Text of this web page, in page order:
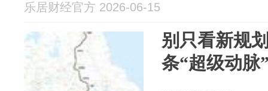
乐居财经官方 2026-06-15
别只看新规
条“超级动脉